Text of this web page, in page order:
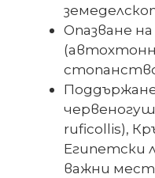
Опазване
ruficollis),
Египетски
важни